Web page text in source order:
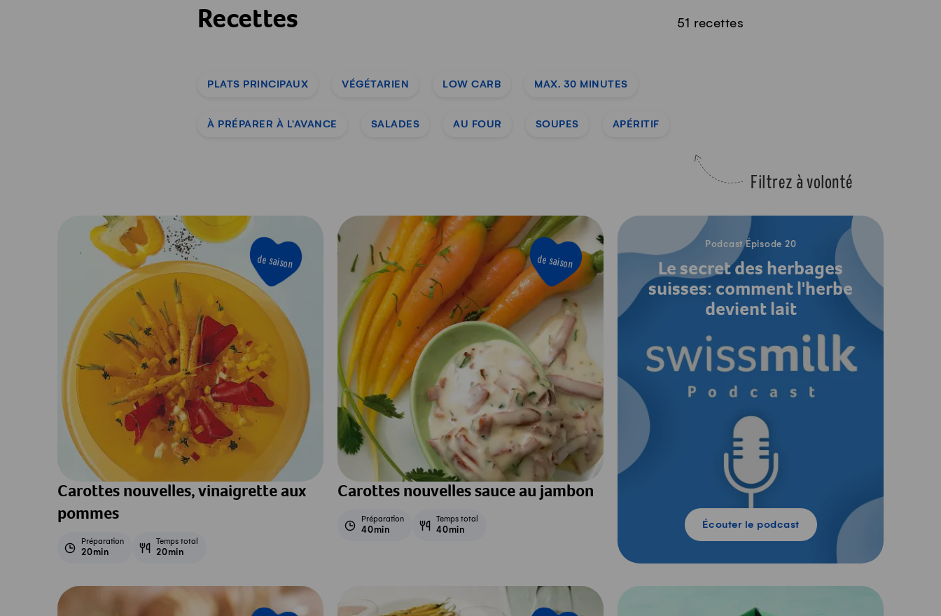
Recettes 51 recettes
PLATS PRINCIPAUX VÉGÉTARIEN LOW CARB MAX. 30 MINUTES
À PRÉPARER À L'AVANCE SALADES AU FOUR SOUPES APÉRITIF
Filtrez à volonté
de saison
Carottes nouvelles, vinaigrette aux
pommes
Préparation
20min
Temps total
20min
de saison
Carottes nouvelles sauce au jambon
Préparation
40min
Temps total
40min
Podcast Épisode 20
Le secret des herbages
suisses: comment l'herbe
devient lait
Écouter le podcast
Écouter le podcast